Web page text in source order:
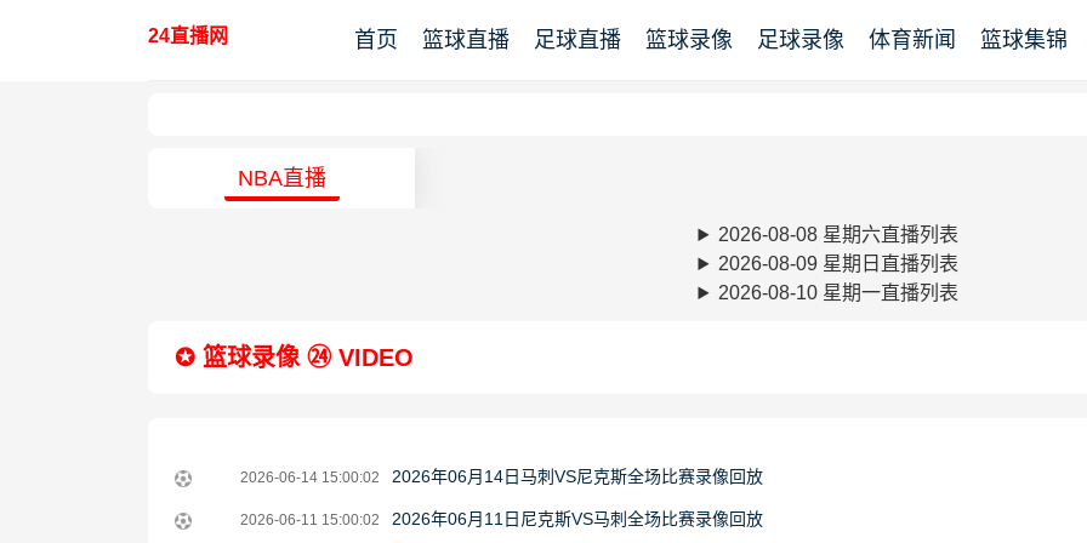
24直播网 首页 篮球直播 足球直播 篮球录像 足球录像 体育新闻 篮球集锦
NBA直播
2026-08-08 星期六直播列表
2026-08-09 星期日直播列表
2026-08-10 星期一直播列表
✪ 篮球录像 ㉔ VIDEO
2026-
06-
2026-06-14 15:00:02 2026年06月14日马刺VS尼克斯全场比赛录像回放
2026-
2026-06-11 15:00:02 2026年06月11日尼克斯VS马刺全场比赛录像回放